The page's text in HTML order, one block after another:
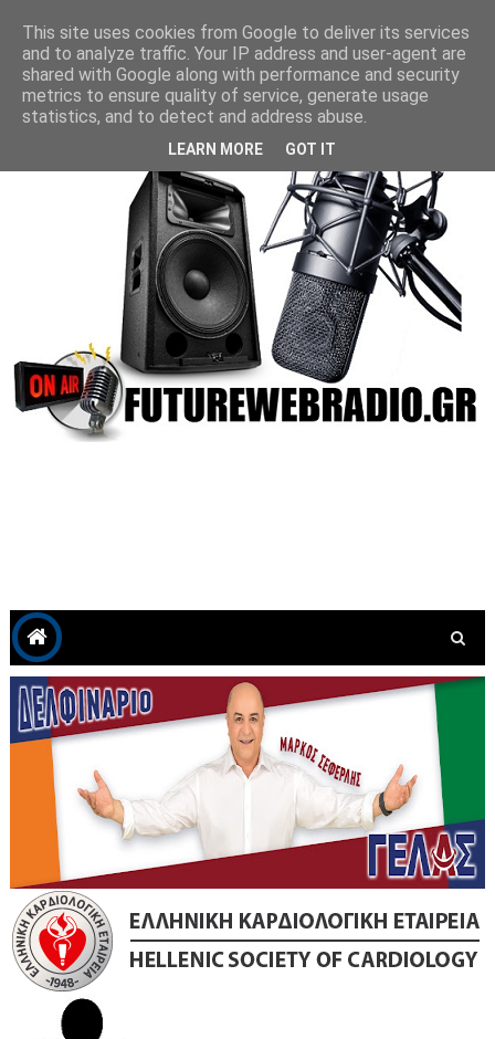
This site uses cookies from Google to deliver its services
and to analyze traffic. Your IP address and user-agent are
shared with Google along with performance and security
metrics to ensure quality of service, generate usage
statistics, and to detect and address abuse.
LEARN MORE GOT IT